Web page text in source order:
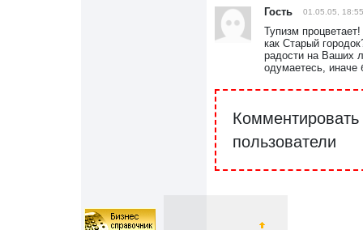
Гость 01.05.05,
Тупизм
как Старый
радости на Ваших
одумаетесь, иначе
Комментировать
пользователи